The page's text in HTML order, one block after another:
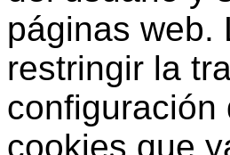
páginas web.
restringir la
configuración
cookies que